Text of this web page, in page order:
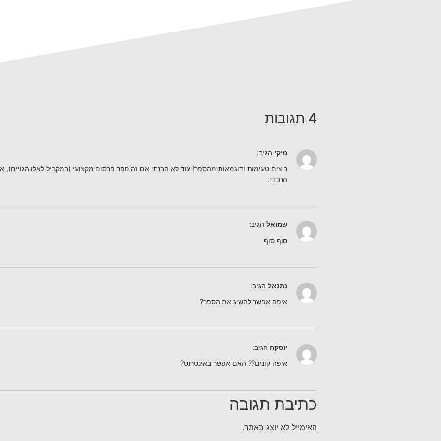
4 תגובות
מיקי הגיב:
רוצים טעימות ודוגמאות מהספר! עוד לא הבנתי אם זה ספר פרסום מקצועי (במקביל לאלו הגויים),
החרדי.
שמואל הגיב:
סוף סוף
נתנאל הגיב:
איפה אפשר להשיג את הספר?
יוסקה הגיב:
איפה קונים?? האם אפשר באינטרנט?
כתיבת תגובה
האימייל לא יוצג באתר.